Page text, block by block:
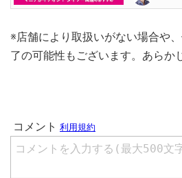
※店舗により取扱いがない場合や
了の可能性もございます。あらか